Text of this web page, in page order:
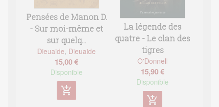
Pensées de Manon D.
- Sur moi-même et
sur quelq...
Dieuaide, Dieuaide
15,00 €
Disponible
add_shopping_cart
La légende des
quatre - Le clan des
tigres
O'Donnell
15,90 €
Disponible
add_shopping_cart